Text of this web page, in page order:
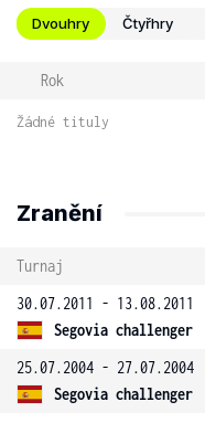
Dvouhry Čtyřhry
Rok
Žádné tituly
Zranění
Turnaj
30.07.2011 - 13.08.2011
Segovia challenger
25.07.2004 - 27.07.2004
Segovia challenger